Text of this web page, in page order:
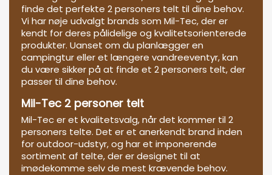
finde det perfekte 2 personers telt til dine behov.
Vi har nøje udvalgt brands som Mil-Tec, der er
kendt for deres pålidelige og kvalitetsorienterede
produkter. Uanset om du planlægger en
campingtur eller et længere vandreeventyr, kan
du være sikker på at finde et 2 personers telt, der
passer til dine behov.
Mil-Tec 2 personer telt
Mil-Tec er et kvalitetsvalg, når det kommer til 2
personers telte. Det er et anerkendt brand inden
for outdoor-udstyr, og har et imponerende
sortiment af telte, der er designet til at
imødekomme selv de mest krævende behov.